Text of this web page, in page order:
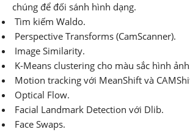
chúng để đối sánh hình dạng.
Tìm kiếm Waldo.
Perspective Transforms (CamScanner).
Image Similarity.
K-Means clustering cho màu sắc hình
Motion tracking với MeanShift và
Optical Flow.
Facial Landmark Detection với Dlib.
Face Swaps.